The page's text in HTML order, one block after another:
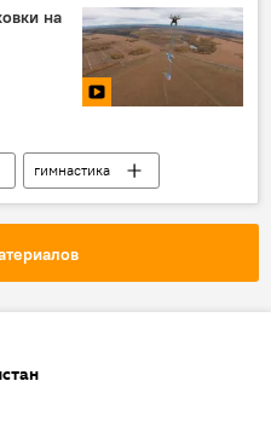
на
гимнастика
видеоролик